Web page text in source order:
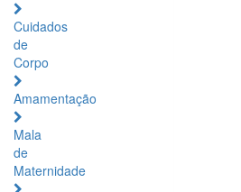
Cuidados
de
Corpo
Amamentação
Mala
de
Maternidade